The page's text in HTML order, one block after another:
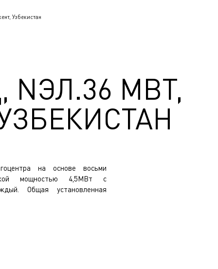
Узбекистан
МВТ,
на основе восьми
мощностью 4,5МВт с
Общая установленная